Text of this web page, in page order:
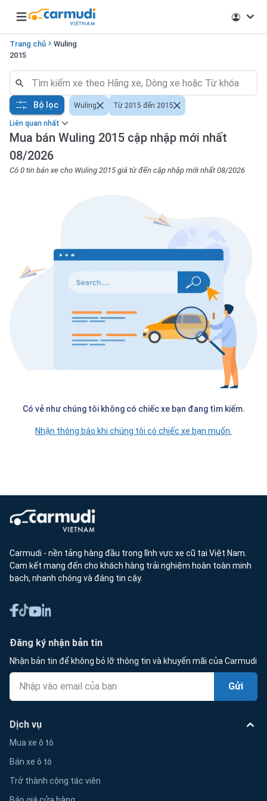
Open main menu
Trang chủ
Wuling
2015
Liên quan nhất
Mua bán Wuling 2015 cập nhập mới nhất
08/2026
Có 0 tin bán xe cho Wuling 2015 giá từ đến cập nhập mới nhất 08/2026
Bộ lọc Wuling Từ 2015 đến 2015
Có vẻ như chúng tôi không có chiếc xe bạn đang tìm kiếm.
Nhận thông báo khi chúng tôi có chiếc xe bạn muốn.
Carmudi - nền tảng hàng đầu trong lĩnh vực xe cũ tại Việt Nam.
Cam kết mang đến cho khách hàng trải nghiệm hoàn toàn minh
bạch, nhanh chóng và đáng tin cậy.
Đăng ký nhận bản tin
Nhận bản tin để không bỏ lỡ thông tin và khuyến mãi của Carmudi
Gửi
Dịch vụ
Mua xe ô tô
Bán xe ô tô
Trở thành cộng tác viên